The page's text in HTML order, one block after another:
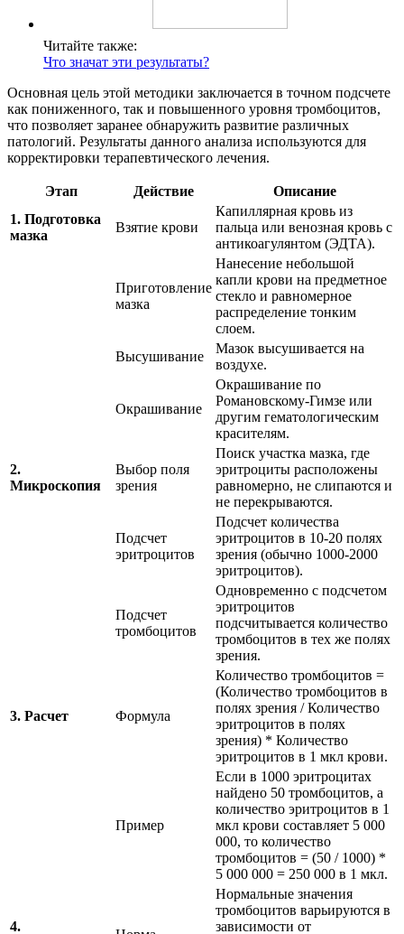
Читайте также:
Что значат эти результаты?
Основная цель этой методики заключается в точном подсчете
как пониженного, так и повышенного уровня тромбоцитов,
что позволяет заранее обнаружить развитие различных
патологий. Результаты данного анализа используются для
корректировки терапевтического лечения.
Этап Действие
Описание
1. Подготовка
мазка
Взятие крови
Капиллярная кровь из
пальца или венозная кровь с
антикоагулянтом (ЭДТА).
Приготовление
мазка
Нанесение небольшой
капли крови на предметное
стекло и равномерное
распределение тонким
слоем.
Высушивание
Мазок высушивается на
воздухе.
Окрашивание
Окрашивание по
Романовскому-Гимзе или
другим гематологическим
красителям.
2.
Микроскопия
Выбор поля
зрения
Поиск участка мазка, где
эритроциты расположены
равномерно, не слипаются и
не перекрываются.
Подсчет
эритроцитов
Подсчет количества
эритроцитов в 10-20 полях
зрения (обычно 1000-2000
эритроцитов).
Подсчет
тромбоцитов
Одновременно с подсчетом
эритроцитов
подсчитывается количество
тромбоцитов в тех же полях
зрения.
3. Расчет Формула
Количество тромбоцитов =
(Количество тромбоцитов в
полях зрения / Количество
эритроцитов в полях
зрения) * Количество
эритроцитов в 1 мкл крови.
Пример
Если в 1000 эритроцитах
найдено 50 тромбоцитов, а
количество эритроцитов в 1
мкл крови составляет 5 000
000, то количество
тромбоцитов = (50 / 1000) *
5 000 000 = 250 000 в 1 мкл.
4.
Нормальные значения
тромбоцитов варьируются в
зависимости от